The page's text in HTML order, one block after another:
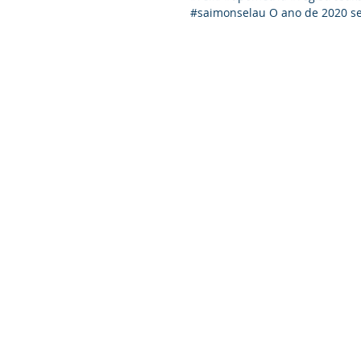
#saimonselau O ano de 2020